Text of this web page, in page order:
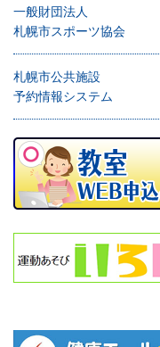
一般財団法人
札幌市スポーツ協会
札幌市公共施設
予約情報システム